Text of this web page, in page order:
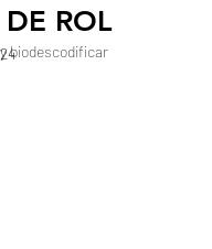
biodescodificar
ROL